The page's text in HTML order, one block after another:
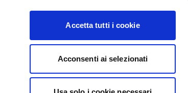
Accetta tutti i cookie
Acconsenti ai selezionati